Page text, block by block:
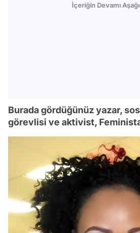
İçeriğin Devamı
Burada gördüğünüz yazar,
görevlisi ve aktivist,